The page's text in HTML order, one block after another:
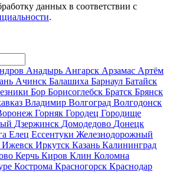
данных в соответствии с
.
Анадырь Ангарск Арзамас Артём
Ачинск Балашиха Барнаул Батайск
Бор Борисоглебск Братск Брянск
Владимир Волгоград Волгодонск
Горняк Городец Городище
Дзержинск Домодедово Донецк
Елец Ессентуки Железнодорожный
Ижевск Иркутск Казань Калининград
Керчь Киров Клин Коломна
Кострома Красногорск Краснодар